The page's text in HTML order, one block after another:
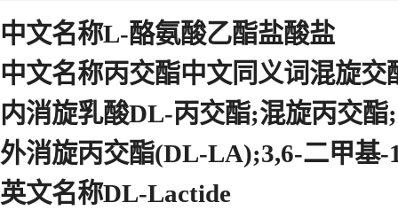
中文名称L-酪氨酸乙酯盐酸盐
中文名称丙交酯中文同义词混旋交
内消旋乳酸DL-丙交酯;混旋丙交
外消旋丙交酯(DL-LA);3,6-二甲基
英文名称DL-Lactide